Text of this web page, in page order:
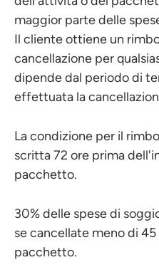
maggior parte delle
Il cliente ottiene un
cancellazione per
dipende dal periodo di
effettuata la
La condizione per il
scritta 72 ore prima
pacchetto.
30% delle spese di
se cancellate meno di
pacchetto.